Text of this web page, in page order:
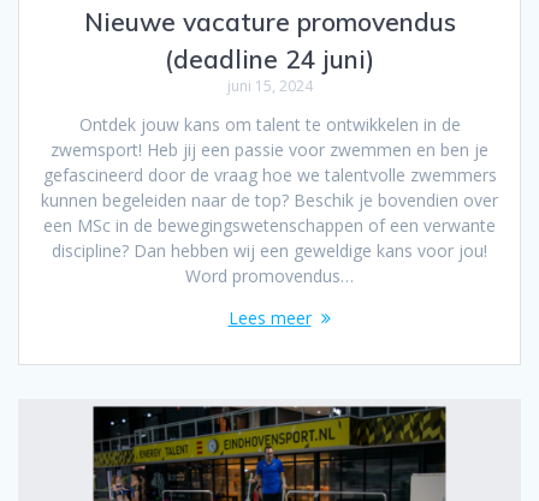
Nieuwe vacature promovendus
(deadline 24 juni)
juni 15, 2024
Ontdek jouw kans om talent te ontwikkelen in de
zwemsport! Heb jij een passie voor zwemmen en ben je
gefascineerd door de vraag hoe we talentvolle zwemmers
kunnen begeleiden naar de top? Beschik je bovendien over
een MSc in de bewegingswetenschappen of een verwante
discipline? Dan hebben wij een geweldige kans voor jou!
Word promovendus…
Lees meer